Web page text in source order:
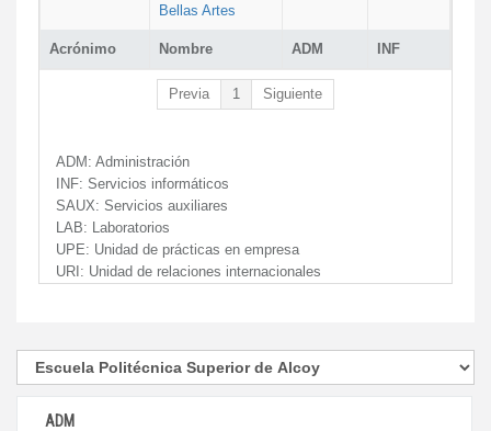
Acrónimo Nombre ADM INF
Bellas Artes
Previa 1 Siguiente
ADM: Administración
INF: Servicios informáticos
SAUX: Servicios auxiliares
LAB: Laboratorios
UPE: Unidad de prácticas en empresa
URI: Unidad de relaciones internacionales
ADM